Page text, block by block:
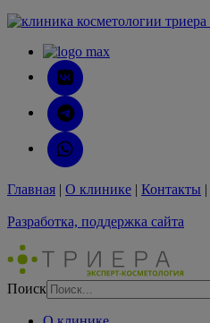
Главная | О клинике | Контакты |
Разработка, поддержка сайта
Поиск